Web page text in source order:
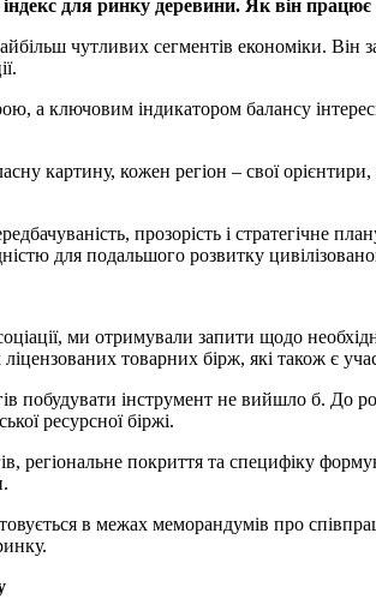
для ринку деревини. Як він працює
чутливих сегментів економіки. Він
а ключовим індикатором балансу
картину, кожен регіон – свої
прозорість і стратегічне
для подальшого розвитку
ми отримували запити щодо
ліцензованих товарних бірж, які також є
побудувати інструмент не вийшло б. До
ресурсної біржі.
регіональне покриття та специфіку
в межах меморандумів про